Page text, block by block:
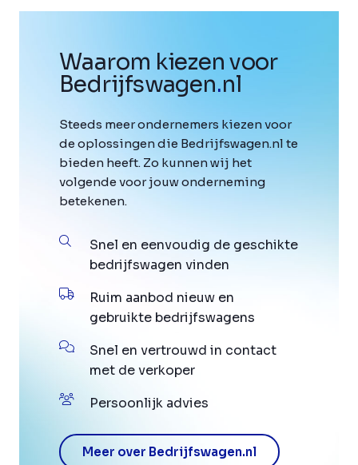
Waarom kiezen voor
Bedrijfswagen.nl
Steeds meer ondernemers kiezen voor
de oplossingen die Bedrijfswagen.nl te
bieden heeft. Zo kunnen wij het
volgende voor jouw onderneming
betekenen.
Snel en eenvoudig de geschikte
bedrijfswagen vinden
Ruim aanbod nieuw en
gebruikte bedrijfswagens
Snel en vertrouwd in contact
met de verkoper
Persoonlijk advies
Meer over Bedrijfswagen.nl